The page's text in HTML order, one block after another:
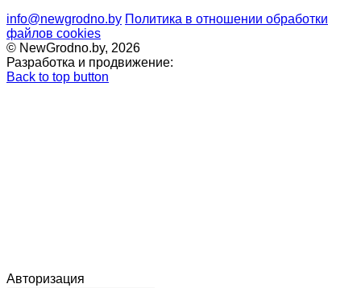
info@newgrodno.by Политика в отношении обработки
файлов cookies
© NewGrodno.by, 2026
Разработка и продвижение:
Back to top button
Авторизация